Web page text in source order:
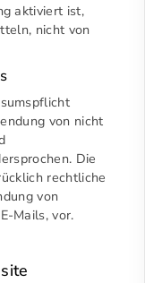
aktiviert ist,
nicht von
von nicht
Die
rechtliche
von
Mails, vor.